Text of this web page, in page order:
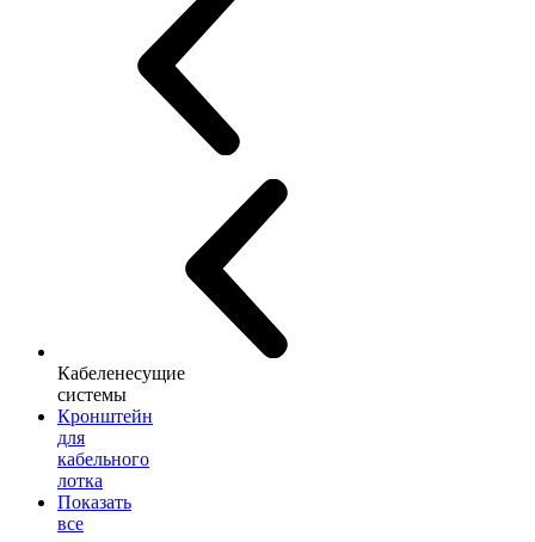
Кабеленесущие
системы
Кронштейн
для
кабельного
лотка
Показать
все